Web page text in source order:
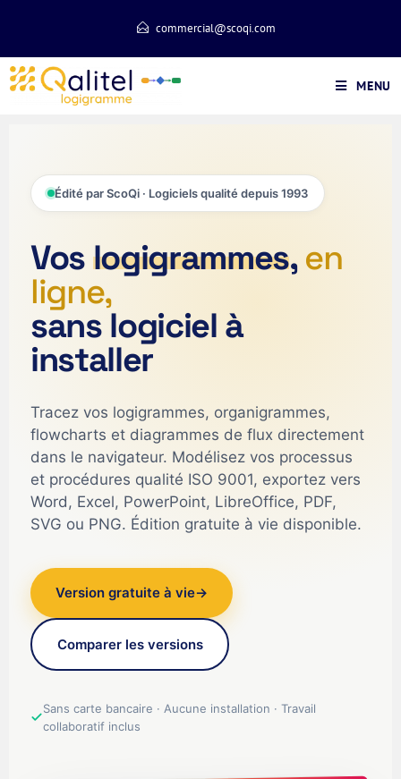
commercial@scoqi.com
MENU
Édité par ScoQi · Logiciels qualité depuis 1993
Voslogigrammes,en
ligne,
sans logiciel à
installer
Tracez vos logigrammes, organigrammes,
flowcharts et diagrammes de flux directement
dans le navigateur. Modélisez vos processus
et procédures qualité ISO 9001, exportez vers
Word, Excel, PowerPoint, LibreOffice, PDF,
SVG ou PNG. Édition gratuite à vie disponible.
Version gratuite à vie→
Comparer les versions
Sans carte bancaire · Aucune installation · Travail
collaboratif inclus